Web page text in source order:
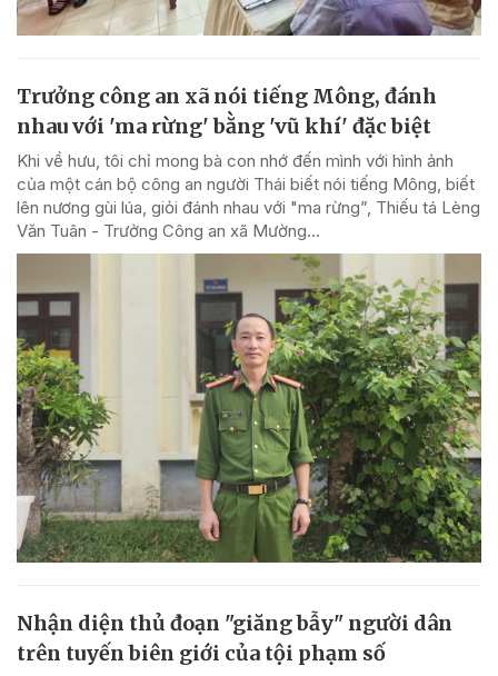
Trưởng công an xã nói tiếng Mông, đánh
nhau với 'ma rừng' bằng 'vũ khí' đặc biệt
Khi về hưu, tôi chỉ mong bà con nhớ đến mình với hình ảnh
của một cán bộ công an người Thái biết nói tiếng Mông, biết
lên nương gùi lúa, giỏi đánh nhau với "ma rừng”, Thiếu tá Lèng
Văn Tuân - Trưởng Công an xã Mường...
Nhận diện thủ đoạn "giăng bẫy" người dân
trên tuyến biên giới của tội phạm số